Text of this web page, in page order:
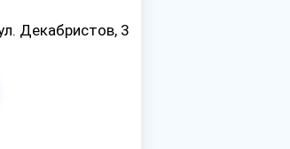
Дeкaбpиcтoв, 3